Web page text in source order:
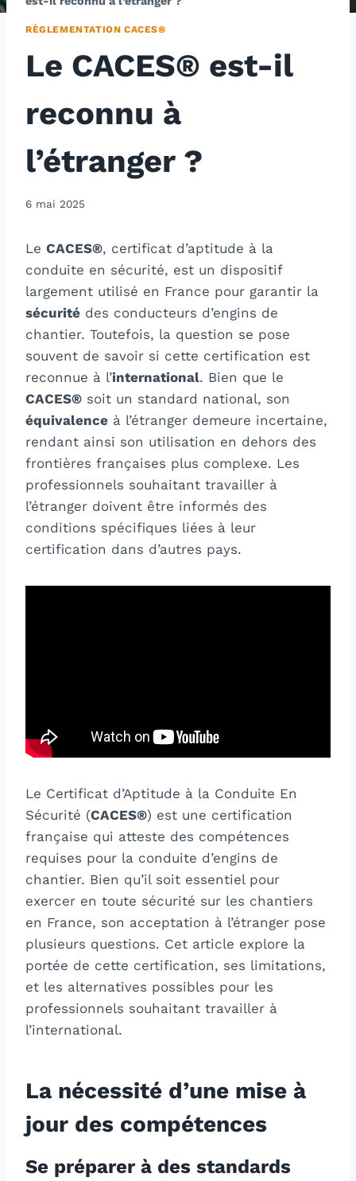
RÈGLEMENTATION CACES®
Le CACES® est-il
reconnu à
l’étranger ?
6 mai 2025
Le CACES®, certificat d’aptitude à la
conduite en sécurité, est un dispositif
largement utilisé en France pour garantir la
sécurité des conducteurs d’engins de
chantier. Toutefois, la question se pose
souvent de savoir si cette certification est
reconnue à l’international. Bien que le
CACES® soit un standard national, son
équivalence à l’étranger demeure incertaine,
rendant ainsi son utilisation en dehors des
frontières françaises plus complexe. Les
professionnels souhaitant travailler à
l’étranger doivent être informés des
conditions spécifiques liées à leur
certification dans d’autres pays.
Le Certificat d’Aptitude à la Conduite En
Sécurité (CACES®) est une certification
française qui atteste des compétences
requises pour la conduite d’engins de
chantier. Bien qu’il soit essentiel pour
exercer en toute sécurité sur les chantiers
en France, son acceptation à l’étranger pose
plusieurs questions. Cet article explore la
portée de cette certification, ses limitations,
et les alternatives possibles pour les
professionnels souhaitant travailler à
l’international.
La nécessité d’une mise à
jour des compétences
Se préparer à des standards